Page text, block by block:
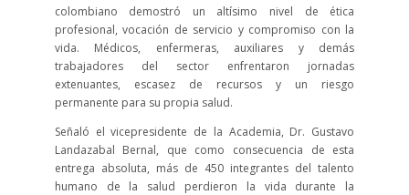
colombiano demostró un altísimo nivel de ética
profesional, vocación de servicio y compromiso con la
vida. Médicos, enfermeras, auxiliares y demás
trabajadores del sector enfrentaron jornadas
extenuantes, escasez de recursos y un riesgo
permanente para su propia salud.
Señaló el vicepresidente de la Academia, Dr. Gustavo
Landazabal Bernal, que como consecuencia de esta
entrega absoluta, más de 450 integrantes del talento
humano de la salud perdieron la vida durante la